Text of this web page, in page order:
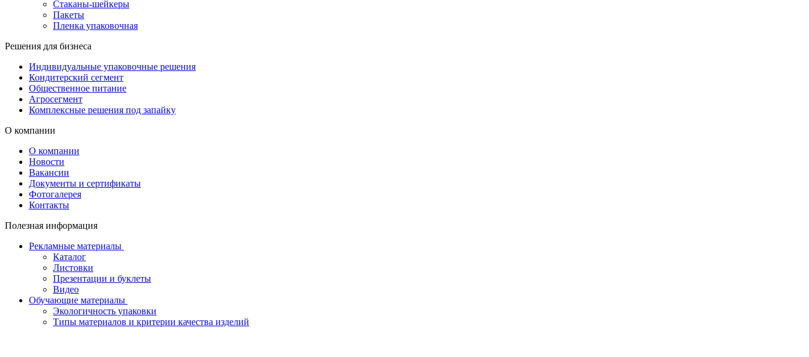
Стаканы-шейкеры
Пакеты
Пленка упаковочная
Решения для бизнеса
Индивидуальные упаковочные решения
Кондитерский сегмент
Общественное питание
Агросегмент
Комплексные решения под запайку
О компании
О компании
Новости
Вакансии
Документы и сертификаты
Фотогалерея
Контакты
Полезная информация
Рекламные материалы
Каталог
Листовки
Презентации и буклеты
Видео
Обучающие материалы
Экологичность упаковки
Типы материалов и критерии качества изделий